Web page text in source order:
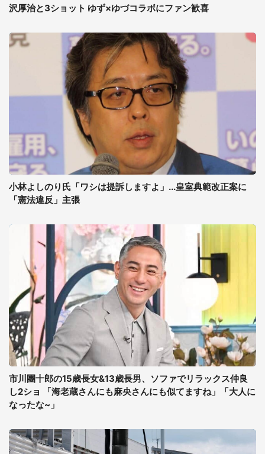
沢厚治と3ショット ゆず×ゆづコラボにファン歓喜
小林よしのり氏「ワシは提訴しますよ」...皇室典範改正案に
「憲法違反」主張
市川團十郎の15歳長女&13歳長男、ソファでリラックス仲良
し2ショ 「海老蔵さんにも麻央さんにも似てますね」「大人に
なったな~」